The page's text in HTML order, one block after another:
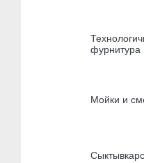
фурнитура
Мойки и